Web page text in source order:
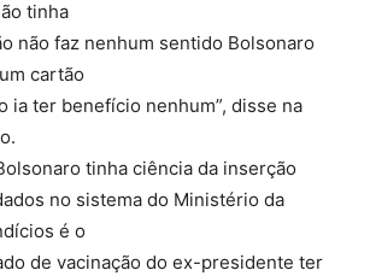
tinha
não faz nenhum sentido Bolsonaro
cartão
ia ter benefício nenhum”, disse na
tinha ciência da inserção
no sistema do Ministério da
é o
de vacinação do ex-presidente ter